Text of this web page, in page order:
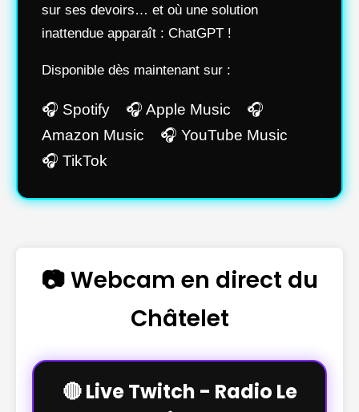
sur ses devoirs… et où une solution
inattendue apparaît : ChatGPT !
Disponible dès maintenant sur :
🎧 Spotify 🎧 Apple Music 🎧
Amazon Music 🎧 YouTube Music
🎧 TikTok
📷 Webcam en direct du
Châtelet
🔴 Live Twitch - Radio Le